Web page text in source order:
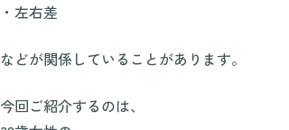
・左右差
などが関係していることがあります。
今回ご紹介するのは、